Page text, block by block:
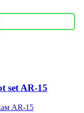
set AR-15
AR-15